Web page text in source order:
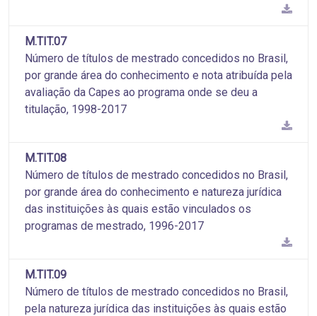
M.TIT.07
Número de títulos de mestrado concedidos no Brasil,
por grande área do conhecimento e nota atribuída pela
avaliação da Capes ao programa onde se deu a
titulação, 1998-2017
M.TIT.08
Número de títulos de mestrado concedidos no Brasil,
por grande área do conhecimento e natureza jurídica
das instituições às quais estão vinculados os
programas de mestrado, 1996-2017
M.TIT.09
Número de títulos de mestrado concedidos no Brasil,
pela natureza jurídica das instituições às quais estão